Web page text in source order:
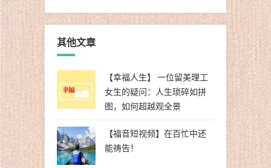
其他文章
【幸福人生】 一位留美理工
女生的疑问：人生琐碎如拼
图，如何超越观全景
【福音短视频】在百忙中还
能祷告！